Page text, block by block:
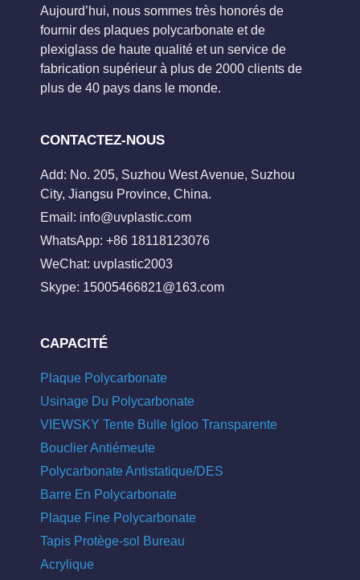
Aujourd’hui, nous sommes très honorés de
fournir des plaques polycarbonate et de
plexiglass de haute qualité et un service de
fabrication supérieur à plus de 2000 clients de
plus de 40 pays dans le monde.
CONTACTEZ-NOUS
Add: No. 205, Suzhou West Avenue, Suzhou
City, Jiangsu Province, China.
Email: info@uvplastic.com
WhatsApp: +86 18118123076
WeChat: uvplastic2003
Skype: 15005466821@163.com
CAPACITÉ
Plaque Polycarbonate
Usinage Du Polycarbonate
VIEWSKY Tente Bulle Igloo Transparente
Bouclier Antiémeute
Polycarbonate Antistatique/DES
Barre En Polycarbonate
Plaque Fine Polycarbonate
Tapis Protège-sol Bureau
Acrylique